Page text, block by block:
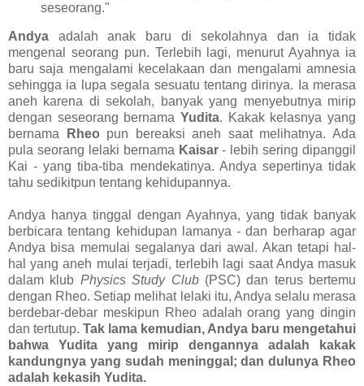
seseorang."
Andya adalah anak baru di sekolahnya dan ia tidak
mengenal seorang pun. Terlebih lagi, menurut Ayahnya ia
baru saja mengalami kecelakaan dan mengalami amnesia
sehingga ia lupa segala sesuatu tentang dirinya. Ia merasa
aneh karena di sekolah, banyak yang menyebutnya mirip
dengan seseorang bernama Yudita. Kakak kelasnya yang
bernama
Rheo pun bereaksi aneh saat melihatnya. Ada
pula seorang lelaki bernama Kaisar- lebih sering dipanggil
Kai - yang tiba-tiba mendekatinya. Andya sepertinya tidak
tahu sedikitpun tentang kehidupannya.
Andya hanya tinggal dengan Ayahnya, yang tidak banyak
berbicara tentang kehidupan lamanya - dan berharap agar
Andya bisa memulai segalanya dari awal. Akan tetapi hal-
hal yang aneh mulai terjadi, terlebih lagi saat Andya masuk
dalam klub Physics Study Club(PSC) dan terus bertemu
dengan Rheo. Setiap melihat lelaki itu, Andya selalu merasa
berdebar-debar meskipun Rheo adalah orang yang dingin
dan tertutup. Tak lama kemudian, Andya baru mengetahui
bahwa Yudita yang mirip dengannya adalah kakak
kandungnya yang sudah meninggal; dan dulunya Rheo
adalah kekasih Yudita.